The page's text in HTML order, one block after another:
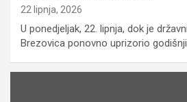
22 lipnja, 2026
U ponedjeljak, 22. lipnja, dok je
Brezovica ponovno uprizorio